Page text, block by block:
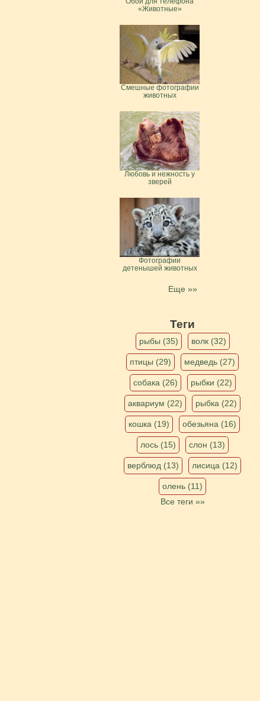
«Животные»
Смешные фотографии
животных
Любовь и нежность у
зверей
Фотографии
детенышей животных
Еще »»
Теги
рыбы (35) волк (32)
птицы (29) медведь (27)
собака (26) рыбки (22)
аквариум (22) рыбка (22)
кошка (19) обезьяна (16)
лось (15) слон (13)
верблюд (13) лисица (12)
олень (11)
Все теги »»